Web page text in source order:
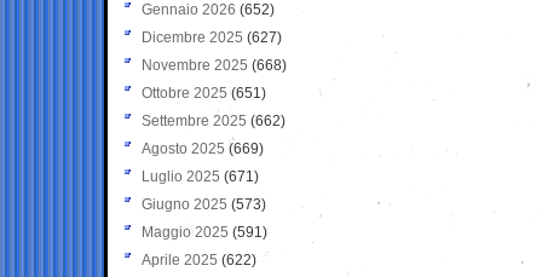
Gennaio 2026 (652)
Dicembre 2025 (627)
Novembre 2025 (668)
Ottobre 2025 (651)
Settembre 2025 (662)
Agosto 2025 (669)
Luglio 2025 (671)
Giugno 2025 (573)
Maggio 2025 (591)
Aprile 2025 (622)